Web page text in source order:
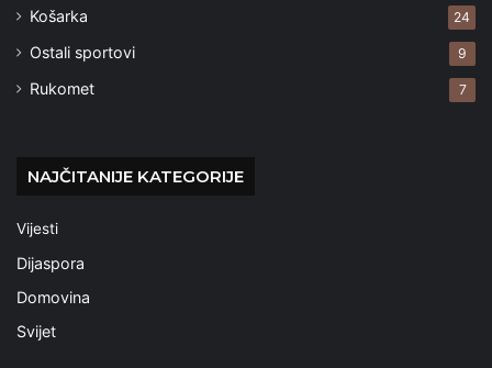
Košarka 24
Ostali sportovi 9
Rukomet 7
NAJČITANIJE KATEGORIJE
Vijesti
Dijaspora
Domovina
Svijet